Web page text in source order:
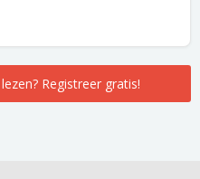
Registreer gratis!